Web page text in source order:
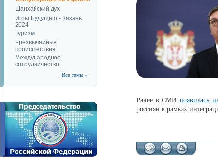
Шанхайский дух
Игры Будущего - Казань
2024
Туризм
Чрезвычайные
происшествия
Международное
сотрудничество
Все темы »
Ранее в СМИпоявилась
россиян в рамках